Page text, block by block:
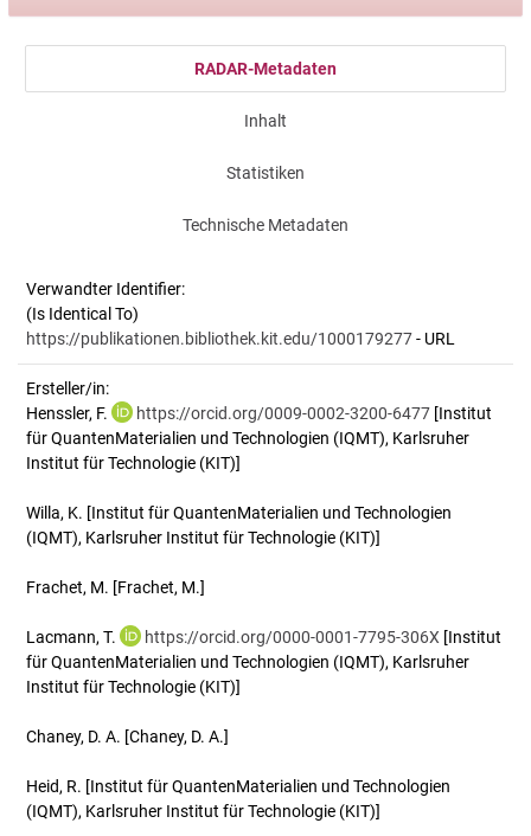
RADAR-Metadaten
Inhalt
Statistiken
Technische Metadaten
Verwandter Identifier:
(Is Identical To)
https://publikationen.bibliothek.kit.edu/1000179277- URL
Ersteller/in:
Henssler, F.
https://orcid.org/0009-0002-3200-6477 [Institut
für QuantenMaterialien und Technologien (IQMT), Karlsruher
Institut für Technologie (KIT)]
Willa, K. [Institut für QuantenMaterialien und Technologien
(IQMT), Karlsruher Institut für Technologie (KIT)]
Frachet, M. [Frachet, M.]
Lacmann, T. https://orcid.org/0000-0001-7795-306X [Institut
für QuantenMaterialien und Technologien (IQMT), Karlsruher
Institut für Technologie (KIT)]
Chaney, D. A. [Chaney, D. A.]
Heid, R. [Institut für QuantenMaterialien und Technologien
(IQMT), Karlsruher Institut für Technologie (KIT)]